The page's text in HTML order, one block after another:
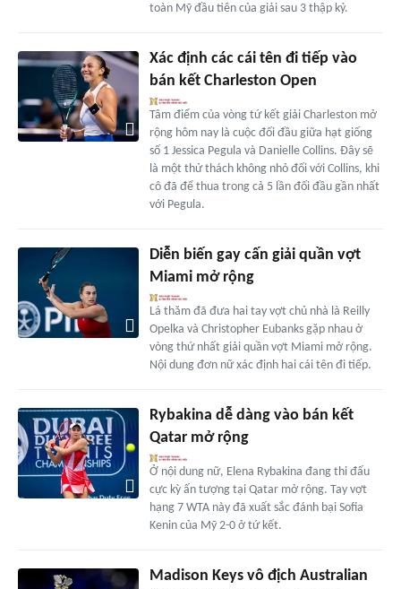
toàn Mỹ đầu tiên của giải sau 3 thập kỷ.
Xác định các cái tên đi tiếp vào
bán kết Charleston Open
Tâm điểm của vòng tứ kết giải Charleston mở
rộng hôm nay là cuộc đối đầu giữa hạt giống
số 1 Jessica Pegula và Danielle Collins. Đây sẽ
là một thử thách không nhỏ đối với Collins, khi
cô đã để thua trong cả 5 lần đối đầu gần nhất
với Pegula.
Diễn biến gay cấn giải quần vợt
Miami mở rộng
Lá thăm đã đưa hai tay vợt chủ nhà là Reilly
Opelka và Christopher Eubanks gặp nhau ở
vòng thứ nhất giải quần vợt Miami mở rộng.
Nội dung đơn nữ xác định hai cái tên đi tiếp.
Rybakina dễ dàng vào bán kết
Qatar mở rộng
Ở nội dung nữ, Elena Rybakina đang thi đấu
cực kỳ ấn tượng tại Qatar mở rộng. Tay vợt
hạng 7 WTA này đã xuất sắc đánh bại Sofia
Kenin của Mỹ 2-0 ở tứ kết.
Madison Keys vô địch Australian